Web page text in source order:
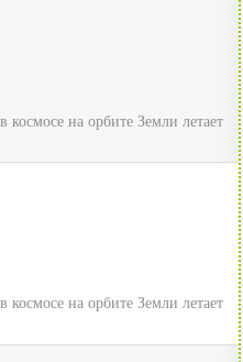
на орбите Земли летает
на орбите Земли летает